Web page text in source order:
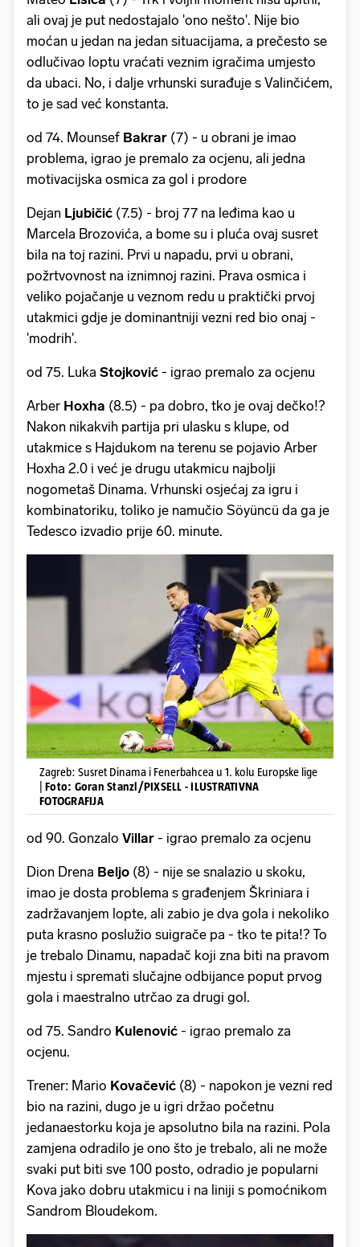
ali ovaj je put nedostajalo 'ono nešto'. Nije bio
moćan u jedan na jedan situacijama, a prečesto se
odlučivao loptu vraćati veznim igračima umjesto
da ubaci. No, i dalje vrhunski surađuje s Valinčićem,
to je sad već konstanta.
od 74. Mounsef Bakrar (7) - u obrani je imao
problema, igrao je premalo za ocjenu, ali jedna
motivacijska osmica za gol i prodore
Dejan Ljubičić (7.5) - broj 77 na leđima kao u
Marcela Brozovića, a bome su i pluća ovaj susret
bila na toj razini. Prvi u napadu, prvi u obrani,
požrtvovnost na iznimnoj razini. Prava osmica i
veliko pojačanje u veznom redu u praktički prvoj
utakmici gdje je dominantniji vezni red bio onaj -
'modrih'.
od 75. Luka Stojković - igrao premalo za ocjenu
Arber Hoxha (8.5) - pa dobro, tko je ovaj dečko!?
Nakon nikakvih partija pri ulasku s klupe, od
utakmice s Hajdukom na terenu se pojavio Arber
Hoxha 2.0 i već je drugu utakmicu najbolji
nogometaš Dinama. Vrhunski osjećaj za igru i
kombinatoriku, toliko je namučio Söyüncü da ga je
Tedesco izvadio prije 60. minute.
Zagreb: Susret Dinama i Fenerbahcea u 1. kolu Europske lige
Foto: Goran Stanzl/PIXSELL - ILUSTRATIVNA
FOTOGRAFIJA
od 90. Gonzalo Villar - igrao premalo za ocjenu
Dion Drena Beljo (8) - nije se snalazio u skoku,
imao je dosta problema s građenjem Škriniara i
zadržavanjem lopte, ali zabio je dva gola i nekoliko
puta krasno poslužio suigrače pa - tko te pita!? To
je trebalo Dinamu, napadač koji zna biti na pravom
mjestu i spremati slučajne odbijance poput prvog
gola i maestralno utrčao za drugi gol.
od 75. Sandro Kulenović - igrao premalo za
ocjenu.
Trener: Mario Kovačević (8) - napokon je vezni red
bio na razini, dugo je u igri držao početnu
jedanaestorku koja je apsolutno bila na razini. Pola
zamjena odradilo je ono što je trebalo, ali ne može
svaki put biti sve 100 posto, odradio je popularni
Kova jako dobru utakmicu i na liniji s pomoćnikom
Sandrom Bloudekom.